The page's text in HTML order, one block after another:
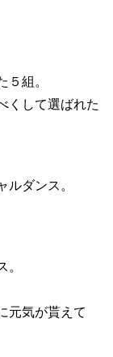
５組。
くして選ばれた
ダンス。
元気が貰えて